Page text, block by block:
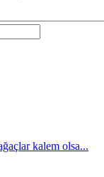
kalem olsa...